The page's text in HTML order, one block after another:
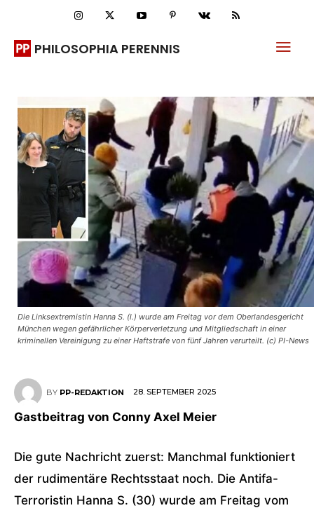
PHILOSOPHIA PERENNIS
Die Linksextremistin Hanna S. (l.) wurde am Freitag vor dem Oberlandesgericht
München wegen gefährlicher Körperverletzung und Mitgliedschaft in einer
kriminellen Vereinigung zu einer Haftstrafe von fünf Jahren verurteilt. (c) PI-News
BY PP-REDAKTION 28. SEPTEMBER 2025
Gastbeitrag von Conny Axel Meier
Die gute Nachricht zuerst: Manchmal funktioniert
der rudimentäre Rechtsstaat noch. Die Antifa-
Terroristin Hanna S. (30) wurde am Freitag vom